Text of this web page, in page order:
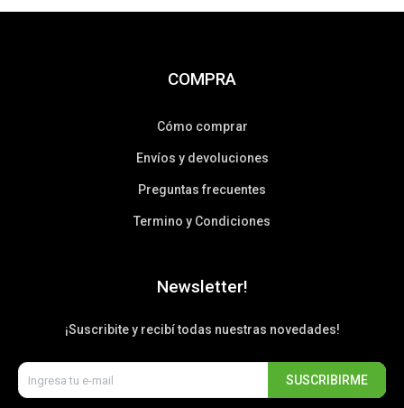
COMPRA
Cómo comprar
Envíos y devoluciones
Preguntas frecuentes
Termino y Condiciones
Newsletter!
¡Suscribite y recibí todas nuestras novedades!
SUSCRIBIRME